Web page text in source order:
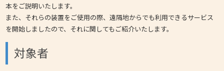
本をご説明いたします。
また、それらの装置をご使用の際、遠隔地からでも利用できるサービス
を開始しましたので、それに関してもご紹介いたします。
対象者